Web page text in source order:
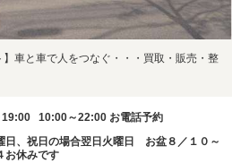
】車と車で人をつなぐ・・・買取・販売・整
10:00～22:00 お電話予約
日、祝日の場合翌日火曜日 お盆８／１０～
お休みです